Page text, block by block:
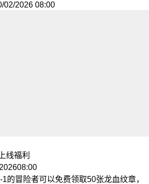
02/2026 08:00
线福利
的冒险者可以免费领取50张龙血纹章，